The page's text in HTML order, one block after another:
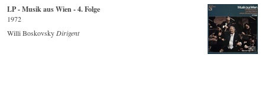
LP - Musik aus Wien - 4. Folge
1972
Willi Boskovsky Dirigent